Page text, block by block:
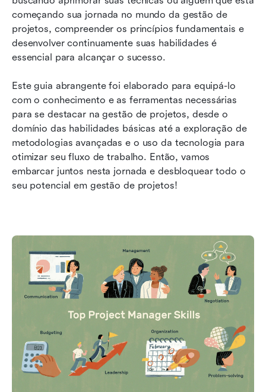
começando sua jornada no mundo da gestão de
projetos, compreender os princípios fundamentais e
desenvolver continuamente suas habilidades é
essencial para alcançar o sucesso.
Este guia abrangente foi elaborado para equipá-lo
com o conhecimento e as ferramentas necessárias
para se destacar na gestão de projetos, desde o
domínio das habilidades básicas até a exploração de
metodologias avançadas e o uso da tecnologia para
otimizar seu fluxo de trabalho. Então, vamos
embarcar juntos nesta jornada e desbloquear todo o
seu potencial em gestão de projetos!
Ágil vs. cascata: Escolha sua metodologia de
gerenciamento de projetos
Desbloqueie o desempenho máximo: Como o
Lark eleva suas habilidades de gerenciamento
Considerações finais: Abrace a jornada das
habilidades de gerenciamento de projetos